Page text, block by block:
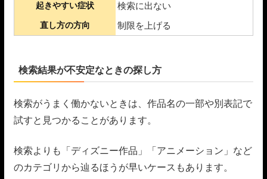
起きやすい症状 検索に出ない
直し方の方向 制限を上げる
検索結果が不安定なときの探し方
検索がうまく働かないときは、作品名の一部や別表記で
試すと見つかることがあります。
検索よりも「ディズニー作品」「アニメーション」など
のカテゴリから辿るほうが早いケースもあります。